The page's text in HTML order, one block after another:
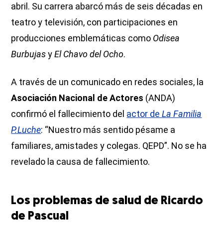
abril. Su carrera abarcó más de seis décadas en
teatro y televisión, con participaciones en
producciones emblemáticas como Odisea
BurbujasyEl Chavo del Ocho.
A través de un comunicado en redes sociales, la
Asociación Nacional de Actores (ANDA)
confirmó el fallecimiento del actor deLa Familia
P.Luche: “Nuestro más sentido pésame a
familiares, amistades y colegas. QEPD”. No se ha
revelado la causa de fallecimiento.
Los problemas de salud de Ricardo
de Pascual